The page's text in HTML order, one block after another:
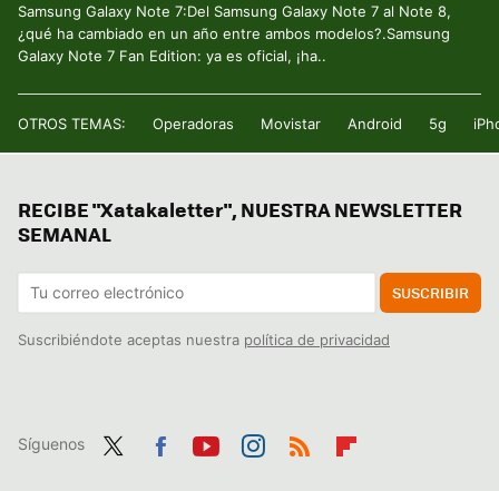
Samsung Galaxy Note 7:Del Samsung Galaxy Note 7 al Note 8,
¿qué ha cambiado en un año entre ambos modelos?.Samsung
Galaxy Note 7 Fan Edition: ya es oficial, ¡ha..
OTROS TEMAS: Operadoras Movistar Android 5g
RECIBE "Xatakaletter", NUESTRA NEWSLETTER
SEMANAL
SUSCRIBIR
Suscribiéndote aceptas nuestra política de privacidad
Síguenos